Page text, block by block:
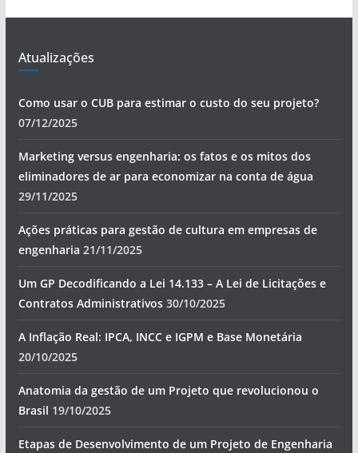
Atualizações
Como usar o CUB para estimar o custo do seu projeto?
07/12/2025
Marketing versus engenharia: os fatos e os mitos dos
eliminadores de ar para economizar na conta de água
29/11/2025
Ações práticas para gestão de cultura em empresas de
engenharia 21/11/2025
Um GP Decodificando a Lei 14.133 – A Lei de Licitações e
Contratos Administrativos 30/10/2025
A Inflação Real: IPCA, INCC e IGPM e Base Monetária
20/10/2025
Anatomia da gestão de um Projeto que revolucionou o
Brasil 19/10/2025
Etapas de Desenvolvimento de um Projeto de Engenharia